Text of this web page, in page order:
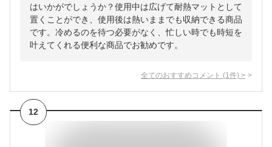
はいかがでしょうか？使用中は広げて耐熱マットとして
置くことができ、使用後は熱いままでも収納できる商品
です。冷めるのを待つ必要がなく、忙しい時でも時短を
叶えてくれる便利な商品でお勧めです。
全てのおすすめコメント (1 件) >
12